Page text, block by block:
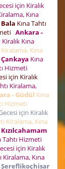
için Kiralık
Kına
Kına Tahtı
Ankara -
Kına
Kiralama, Kına
Kına
Hizmeti
için Kiralık
Kiralama,
- Güdül Kına
Hizmeti
için Kiralık
Kiralama, Kına
Tahtı Hizmeti
için Kiralık
Kiralama, Kına